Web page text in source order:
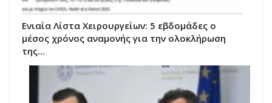
Ενιαία Λίστα Χειρουργείων: 5 εβδομάδες ο
μέσος χρόνος αναμονής για την ολοκλήρωση
της…